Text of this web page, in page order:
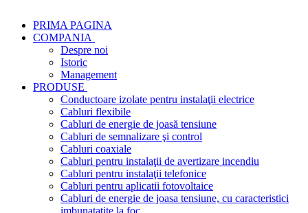
PRIMA PAGINA
COMPANIA
Despre noi
Istoric
Management
PRODUSE
Conductoare izolate pentru instalaţii electrice
Cabluri flexibile
Cabluri de energie de joasă tensiune
Cabluri de semnalizare şi control
Cabluri coaxiale
Cabluri pentru instalaţii de avertizare incendiu
Cabluri pentru instalaţii telefonice
Cabluri pentru aplicatii fotovoltaice
Cabluri de energie de joasa tensiune, cu caracteristici
imbunatatite la foc